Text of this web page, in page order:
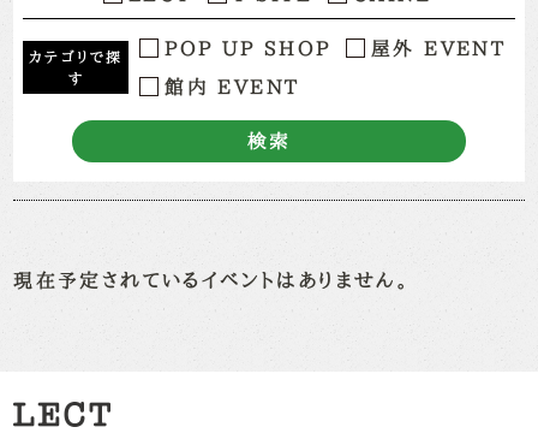
カテゴリで探
す
POP UP SHOP
屋外 EVENT
館内 EVENT
検索
現在予定されているイベントはありません。